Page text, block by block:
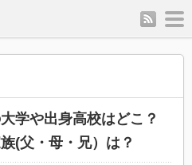
rss
学や出身高校はどこ？
(父・母・兄）は？